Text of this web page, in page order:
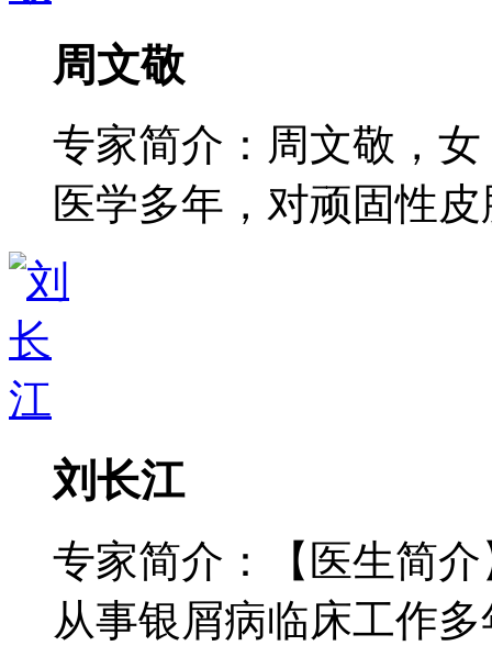
周文敬
专家简介：周文敬，
医学多年，对顽固性皮
刘长江
专家简介：【医生简
从事银屑病临床工作多